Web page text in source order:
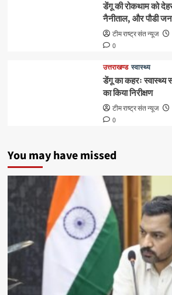
डेंगू की रोकथाम को
नैनीताल, और पौडी
टीम राष्ट्र संत न्यूज
0
उत्तराखण्ड स्वास्थ्य
डेंगू का कहरः स्वास्थ्य
का किया निरीक्षण
टीम राष्ट्र संत न्यूज
0
You may have missed